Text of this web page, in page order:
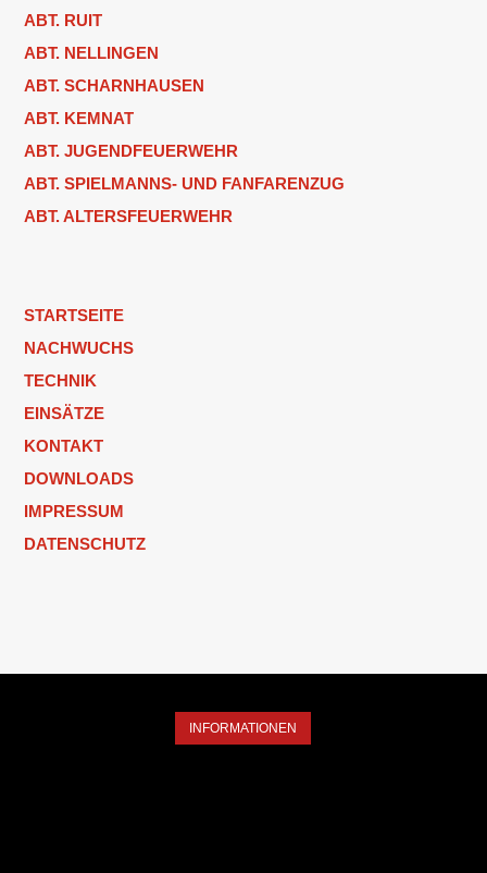
ABT. RUIT
ABT. NELLINGEN
ABT. SCHARNHAUSEN
ABT. KEMNAT
ABT. JUGENDFEUERWEHR
ABT. SPIELMANNS- UND FANFARENZUG
ABT. ALTERSFEUERWEHR
STARTSEITE
NACHWUCHS
TECHNIK
EINSÄTZE
KONTAKT
DOWNLOADS
IMPRESSUM
DATENSCHUTZ
INFORMATIONEN